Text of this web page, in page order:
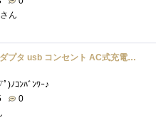
ん
UGREEN usbアダプタ usb コンセント AC式充電器 3.1A PSE認証済み 折りたたみ式プラグ 2ポート
ﾟ)ﾉｺﾝﾊﾞﾝﾜｰ♪
0